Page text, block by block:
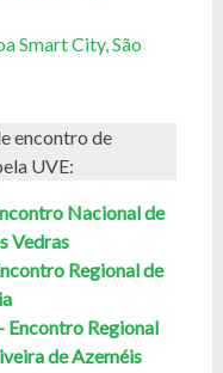
Smart City, São
encontro de
UVE:
Nacional de
Vedras
Regional de
Encontro Regional
de Azeméis